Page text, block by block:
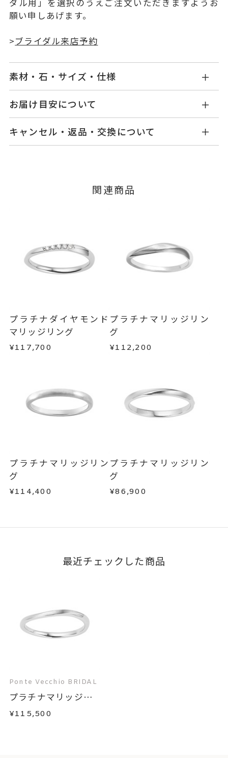
願い申しあげます。
>ブライダル来店予約
素材・石・サイズ・仕様
品番
NG1527W002XXM5
素材
Pt950
石
-
※#16からは19,800円(税込)の加
カテゴリー
結婚指輪(マリッジリング)
刻印をお入れしない場合のお届け
目安:約1ヶ月半
刻印文字数
16文字まで刻印可能。
タイプCよりお選びいただけま
す。
お届け目安について
てご案内いたします。
詳しくはこちら
キャンセル・返品・交換について
ージの購入履歴一覧よりご注文状況をご確認いた
メンバーシップ未登録のお客さまは、お問い合
わせフォームよりご連絡ください。
・受注生産の商品
・お客さまのお手元で傷や汚れが発生した商品
・到着後ご連絡無く7日以上経過した商品
商品の品質には万全を期しておりますが、万が一
不良品の場合、またはご注文のお品と異なる場合
はお問い合わせフォームよりご連絡ください。
この場合の返送料は弊社にて負担いたしますの
で、着払いにてご返送ください。
詳細はこちら
関連商品
プラチナダイヤモンド
マリッジリング
¥117,700
プラチナマリッジリン
グ
¥112,200
プラチナマリッジリン
グ
¥114,400
プラチナマリッジリン
グ
¥86,900
最近チェックした商品
Ponte Vecchio BRIDAL
プラチナマリッジリ
ン...
¥115,500